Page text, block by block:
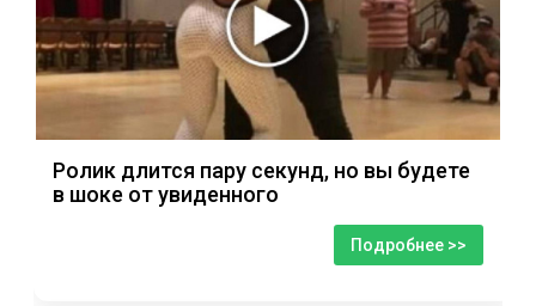
Ролик длится пару секунд, но вы будете
в шоке от увиденного
Подробнее >>